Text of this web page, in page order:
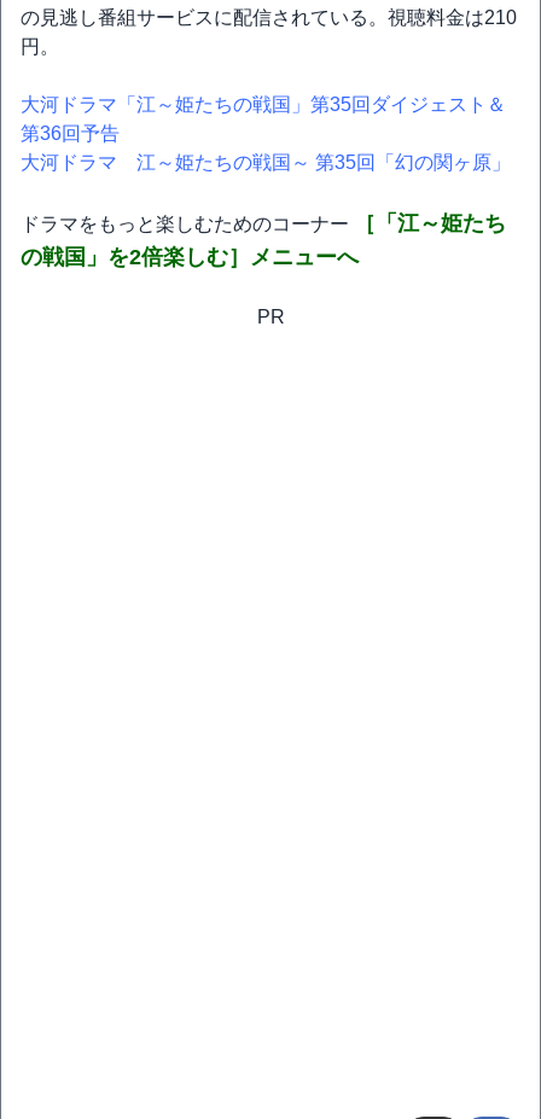
の見逃し番組サービスに配信されている。視聴料金は210
円。
大河ドラマ「江～姫たちの戦国」第35回ダイジェスト＆
第36回予告
大河ドラマ 江～姫たちの戦国～ 第35回「幻の関ヶ原」
ドラマをもっと楽しむためのコーナー
［「江～姫たち
の戦国」を2倍楽しむ］メニューへ
PR